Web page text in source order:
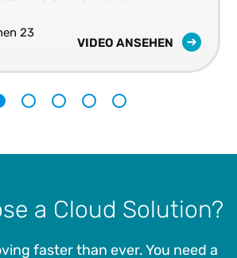
liefert.
23
VIDEO ANSEHEN
a Cloud Solution?
faster than ever. You need a